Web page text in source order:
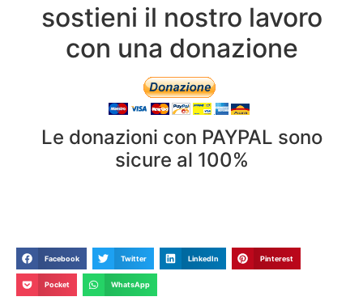
sostieni il nostro lavoro
con una donazione
Le donazioni con PAYPAL sono
sicure al 100%
Facebook Twitter LinkedIn Pinterest
Pocket WhatsApp